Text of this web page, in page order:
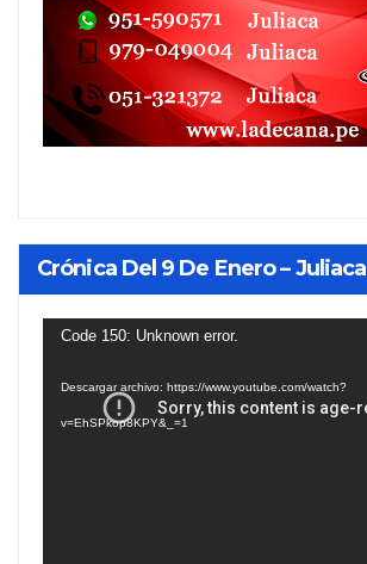
Crónica Del 9 De Enero – Juliaca
Reproductor
Code 150: Unknown error.
Descargar archivo: https://www.youtube.com/watch?
v=EhSPkop8KPY&_=1